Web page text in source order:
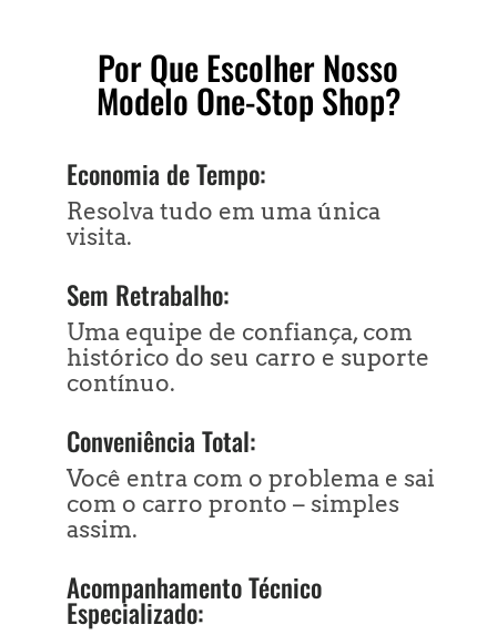
Por Que Escolher Nosso
Modelo One-Stop Shop?
Economia de Tempo:
Resolva tudo em uma única
visita.
Sem Retrabalho:
Uma equipe de confiança, com
histórico do seu carro e suporte
contínuo.
Conveniência Total:
Você entra com o problema e sai
com o carro pronto – simples
assim.
Acompanhamento Técnico
Especializado: